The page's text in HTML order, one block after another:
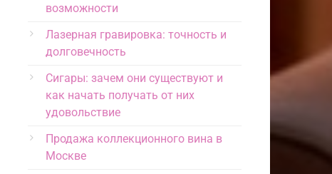
возможности
Лазерная гравировка: точность и
долговечность
Сигары: зачем они существуют и
как начать получать от них
удовольствие
Продажа коллекционного вина в
Москве